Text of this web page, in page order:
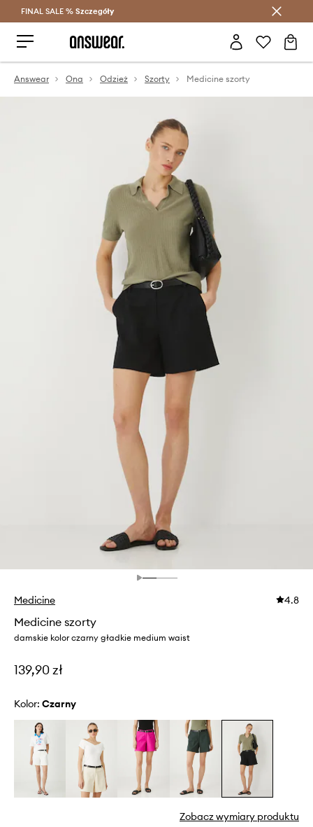
Oszczędzaj z Answear Club >
FINAL SALE % Szczegóły
Answear Ona Odzież Szorty Medicine szorty
Medicine 4.8
Medicine szorty
damskie kolor czarny gładkie medium waist
139,90 zł
Kolor: czarny
Zobacz wymiary produktu